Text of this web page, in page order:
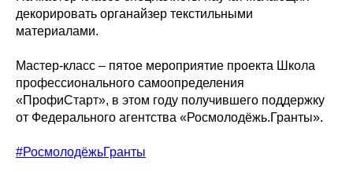
декорировать органайзер текстильными
материалами.
Мастер-класс – пятое мероприятие проекта Школа
профессионального самоопределения
«ПрофиСтарт», в этом году получившего поддержку
от Федерального агентства «Росмолодёжь.Гранты».
#РосмолодёжьГранты